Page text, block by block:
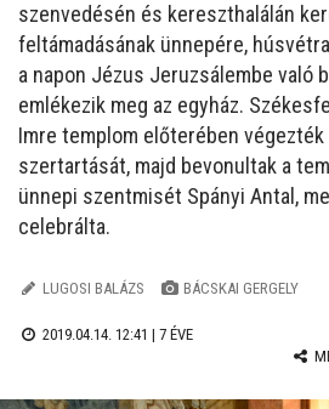
szenvedésén és kereszthalálán
feltámadásának ünnepére,
a napon Jézus Jeruzsálembe való
emlékezik meg az egyház.
Imre templom előterében
szertartását, majd bevonultak a
ünnepi szentmisét Spányi Antal,
celebrálta.
LUGOSI BALÁZS BÁCSKAI GERGELY
2019.04.14. 12:41 | 7 ÉVE